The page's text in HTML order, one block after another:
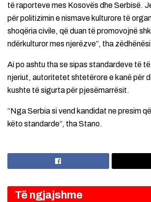
të raporteve mes Kosovës dhe Serbisë.
për politizimin e nismave kulturore të
shoqëria civile, që duan të promovojnë
ndërkulturor mes njerëzve”, tha
Ai po ashtu tha se sipas standardeve të
njeriut, autoritetet shtetërore e kanë për
kushte të sigurta për pjesëmarrësit.
“Nga Serbia si vend kandidat ne presim
këto standarde”, tha Stano.
Të ngjajshme